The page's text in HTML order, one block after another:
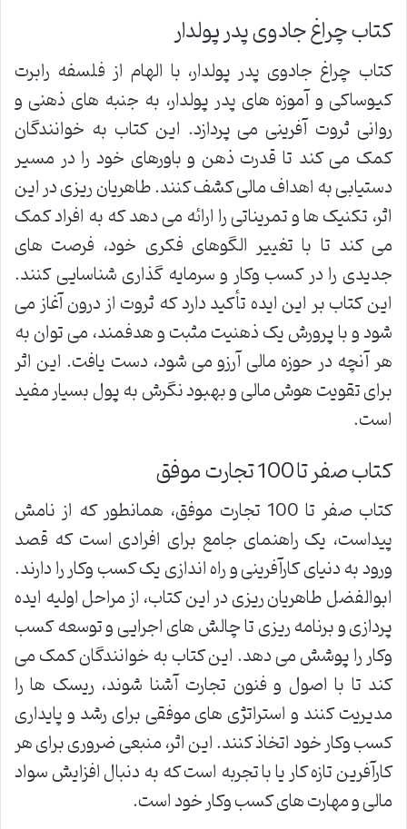
کتاب چراغ جادوی پدر پولدار
کتاب چراغ جادوی پدر پولدار، با الهام از فلسفه رابرت
کیوساکی و آموزه های پدر پولدار، به جنبه های ذهنی و
روانی ثروت آفرینی می پردازد. این کتاب به خوانندگان
کمک می کند تا قدرت ذهن و باورهای خود را در مسیر
دستیابی به اهداف مالی کشف کنند. طاهریان ریزی در این
اثر، تکنیک ها و تمریناتی را ارائه می دهد که به افراد کمک
می کند تا با تغییر الگوهای فکری خود، فرصت های
جدیدی را در کسب وکار و سرمایه گذاری شناسایی کنند.
این کتاب بر این ایده تأکید دارد که ثروت از درون آغاز می
شود و با پرورش یک ذهنیت مثبت و هدفمند، می توان به
هر آنچه در حوزه مالی آرزو می شود، دست یافت. این اثر
برای تقویت هوش مالی و بهبود نگرش به پول بسیار مفید
است.
کتاب صفر تا 100 تجارت موفق
کتاب صفر تا 100 تجارت موفق، همانطور که از نامش
پیداست، یک راهنمای جامع برای افرادی است که قصد
ورود به دنیای کارآفرینی و راه اندازی یک کسب وکار را دارند.
ابوالفضل طاهریان ریزی در این کتاب، از مراحل اولیه ایده
پردازی و برنامه ریزی تا چالش های اجرایی و توسعه کسب
وکار را پوشش می دهد. این کتاب به خوانندگان کمک می
کند تا با اصول و فنون تجارت آشنا شوند، ریسک ها را
مدیریت کنند و استراتژی های موفقی برای رشد و پایداری
کسب وکار خود اتخاذ کنند. این اثر، منبعی ضروری برای هر
کارآفرین تازه کار یا با تجربه است که به دنبال افزایش سواد
مالی و مهارت های کسب وکار خود است.